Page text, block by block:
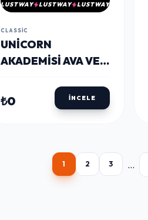
LUSTWAY LUSTWAY LUSTWAY
CLASSIC
UNICORN
AKADEMISI AVA VE
YAPRAK SETI
₺0 İNCELE
1 2 3 ...